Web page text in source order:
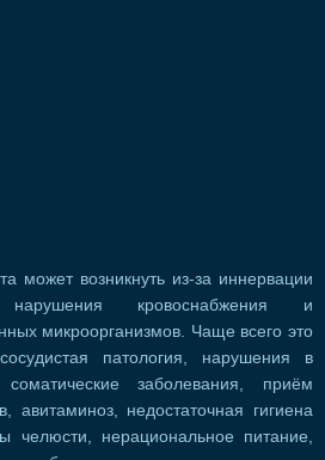
может возникнуть из-за иннервации
кровоснабжения и
микроорганизмов. Чаще всего это
патология, нарушения в
заболевания, приём
авитаминоз, недостаточная гигиена
челюсти, нерациональное питание,